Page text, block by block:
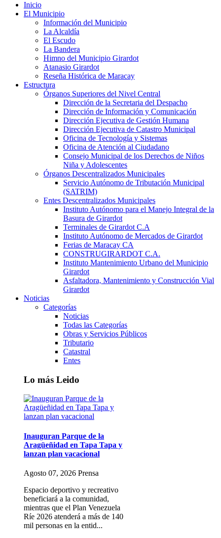
Inicio
El Municipio
Información del Municipio
La Alcaldía
El Escudo
La Bandera
Himno del Municipio Girardot
Atanasio Girardot
Reseña Histórica de Maracay
Estructura
Órganos Superiores del Nivel Central
Dirección de la Secretaria del Despacho
Dirección de Información y Comunicación
Dirección Ejecutiva de Gestión Humana
Dirección Ejecutiva de Catastro Municipal
Oficina de Tecnología y Sistemas
Oficina de Atención al Ciudadano
Consejo Municipal de los Derechos de Niños
Niña y Adolescentes
Órganos Descentralizados Municipales
Servicio Autónomo de Tributación Municipal
(SATRIM)
Entes Descentralizados Municipales
Instituto Autónomo para el Manejo Integral de la
Basura de Girardot
Terminales de Girardot C.A
Instituto Autónomo de Mercados de Girardot
Ferias de Maracay CA
CONSTRUGIRARDOT C.A.
Instituto Mantenimiento Urbano del Municipio
Girardot
Asfaltadora, Mantenimiento y Construcción Vial
Girardot
Noticias
Categorías
Noticias
Todas las Categorías
Obras y Servicios Públicos
Tributario
Catastral
Entes
Lo más Leido
Inauguran Parque de la
Aragüeñidad en Tapa Tapa y
lanzan plan vacacional
Agosto 07, 2026 Prensa
Espacio deportivo y recreativo
beneficiará a la comunidad,
mientras que el Plan Venezuela
Ríe 2026 atenderá a más de 140
mil personas en la entid...